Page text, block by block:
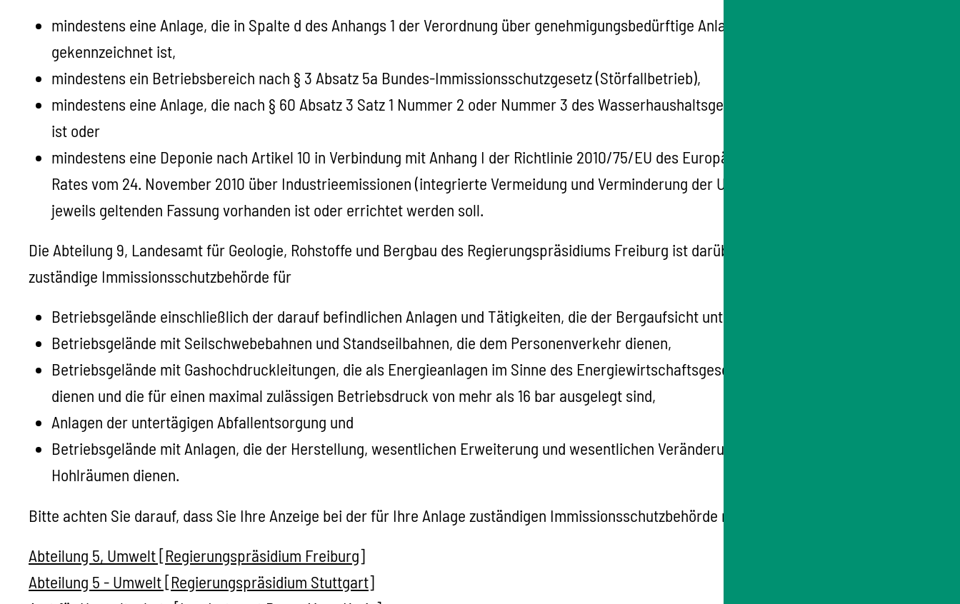
mindestens eine Anlage, die in Spalte d des Anhangs 1 der Verordnung über genehmigungsbedürftige Anlagen mit dem Buchstabe E
gekennzeichnet ist,
mindestens ein Betriebsbereich nach § 3 Absatz 5a Bundes-Immissionsschutzgesetz (Störfallbetrieb),
mindestens eine Anlage, die nach § 60 Absatz 3 Satz 1 Nummer 2 oder Nummer 3 des Wasserhaushaltsgesetzes genehmigungsbedürftig
ist oder
mindestens eine Deponie nach Artikel 10 in Verbindung mit Anhang I der Richtlinie 2010/75/EU des Europäischen Parlaments und des
Rates vom 24. November 2010 über Industrieemissionen (integrierte Vermeidung und Verminderung der Umweltverschmutzung) in der
jeweils geltenden Fassung vorhanden ist oder errichtet werden soll.
Die Abteilung 9, Landesamt für Geologie, Rohstoffe und Bergbau des Regierungspräsidiums Freiburg ist darüber hinaus die landesweit
zuständige Immissionsschutzbehörde für
Betriebsgelände einschließlich der darauf befindlichen Anlagen und Tätigkeiten, die der Bergaufsicht unterliegen,
Betriebsgelände mit Seilschwebebahnen und Standseilbahnen, die dem Personenverkehr dienen,
Betriebsgelände mit Gashochdruckleitungen, die als Energieanlagen im Sinne des Energiewirtschaftsgesetzes der Versorgung mit Gas
dienen und die für einen maximal zulässigen Betriebsdruck von mehr als 16 bar ausgelegt sind,
Anlagen der untertägigen Abfallentsorgung und
Betriebsgelände mit Anlagen, die der Herstellung, wesentlichen Erweiterung und wesentlichen Veränderung von unterirdischen
Hohlräumen dienen.
Bitte achten Sie darauf, dass Sie Ihre Anzeige bei der für Ihre Anlage zuständigen Immissionsschutzbehörde machen.
Abteilung 5, Umwelt [Regierungspräsidium Freiburg]
Abteilung 5 - Umwelt [Regierungspräsidium Stuttgart]